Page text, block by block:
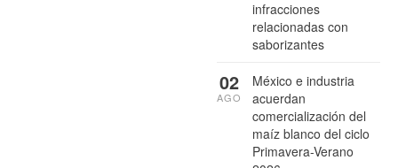
infracciones
relacionadas con
saborizantes
México e industria
acuerdan
comercialización del
maíz blanco del ciclo
Primavera-Verano
02
AGO